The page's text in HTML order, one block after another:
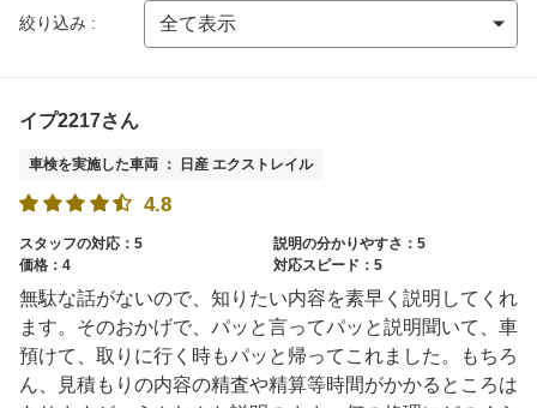
絞り込み :
イプ2217さん
車検を実施した車両 ： 日産 エクストレイル
4.8
スタッフの対応：5
説明の分かりやすさ：5
価格：4
対応スピード：5
無駄な話がないので、知りたい内容を素早く説明してくれ
ます。そのおかげで、パッと言ってパッと説明聞いて、車
預けて、取りに行く時もパッと帰ってこれました。もちろ
ん、見積もりの内容の精査や精算等時間がかかるところは